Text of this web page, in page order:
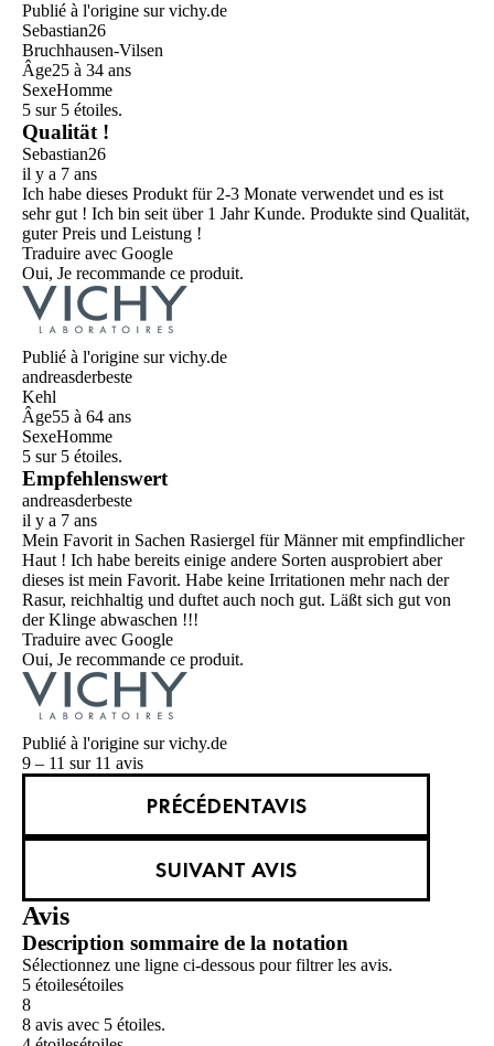
Publié à l'origine sur vichy.de
Sebastian26
Bruchhausen-Vilsen
Âge25 à 34 ans
SexeHomme
5 sur 5 étoiles.
Qualität !
Sebastian26
il y a 7 ans
Ich habe dieses Produkt für 2-3 Monate verwendet und es ist
sehr gut ! Ich bin seit über 1 Jahr Kunde. Produkte sind Qualität,
guter Preis und Leistung !
Traduire avec Google
Oui, Je recommande ce produit.
Publié à l'origine sur vichy.de
andreasderbeste
Kehl
Âge55 à 64 ans
SexeHomme
5 sur 5 étoiles.
Empfehlenswert
andreasderbeste
il y a 7 ans
Mein Favorit in Sachen Rasiergel für Männer mit empfindlicher
Haut ! Ich habe bereits einige andere Sorten ausprobiert aber
dieses ist mein Favorit. Habe keine Irritationen mehr nach der
Rasur, reichhaltig und duftet auch noch gut. Läßt sich gut von
der Klinge abwaschen !!!
Traduire avec Google
Oui, Je recommande ce produit.
Publié à l'origine sur vichy.de
9 – 11 sur 11 avis
PRÉCÉDENTAVIS
SUIVANT AVIS
Avis
Description sommaire de la notation
Sélectionnez une ligne ci-dessous pour filtrer les avis.
5 étoilesétoiles
8
8 avis avec 5 étoiles.